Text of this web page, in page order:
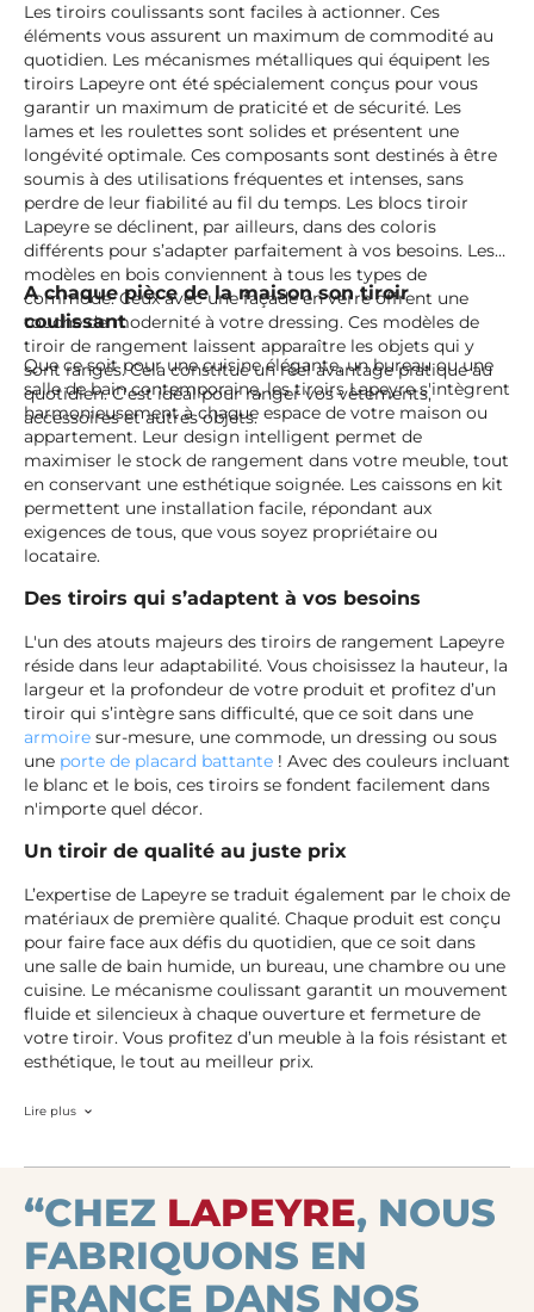
Les tiroirs coulissants sont faciles à actionner. Ces
éléments vous assurent un maximum de commodité au
quotidien. Les mécanismes métalliques qui équipent les
tiroirs Lapeyre ont été spécialement conçus pour vous
garantir un maximum de praticité et de sécurité. Les
lames et les roulettes sont solides et présentent une
longévité optimale. Ces composants sont destinés à être
soumis à des utilisations fréquentes et intenses, sans
perdre de leur fiabilité au fil du temps. Les blocs tiroir
Lapeyre se déclinent, par ailleurs, dans des coloris
différents pour s’adapter parfaitement à vos besoins. Les
modèles en bois conviennent à tous les types de
commode. Ceux avec une façade en verre offrent une
touche de modernité à votre dressing. Ces modèles de
tiroir de rangement laissent apparaître les objets qui y
sont rangés. Cela constitue un réel avantage pratique au
quotidien. C'est idéal pour ranger vos vêtements,
accessoires et autres objets.
A chaque pièce de la maison son tiroir
coulissant
Que ce soit pour une cuisine élégante, un bureau ou une
salle de bain contemporaine, les tiroirs Lapeyre s'intègrent
harmonieusement à chaque espace de votre maison ou
appartement. Leur design intelligent permet de
maximiser le stock de rangement dans votre meuble, tout
en conservant une esthétique soignée. Les caissons en kit
permettent une installation facile, répondant aux
exigences de tous, que vous soyez propriétaire ou
locataire.
Des tiroirs qui s’adaptent à vos besoins
L'un des atouts majeurs des tiroirs de rangement Lapeyre
réside dans leur adaptabilité. Vous choisissez la hauteur, la
largeur et la profondeur de votre produit et profitez d’un
tiroir qui s’intègre sans difficulté, que ce soit dans une
armoire sur-mesure, une commode, un dressing ou sous
une porte de placard battante ! Avec des couleurs incluant
le blanc et le bois, ces tiroirs se fondent facilement dans
n'importe quel décor.
Un tiroir de qualité au juste prix
L’expertise de Lapeyre se traduit également par le choix de
matériaux de première qualité. Chaque produit est conçu
pour faire face aux défis du quotidien, que ce soit dans
une salle de bain humide, un bureau, une chambre ou une
cuisine. Le mécanisme coulissant garantit un mouvement
fluide et silencieux à chaque ouverture et fermeture de
votre tiroir. Vous profitez d’un meuble à la fois résistant et
esthétique, le tout au meilleur prix.
Lire plus
“CHEZ LAPEYRE, NOUS
FABRIQUONS EN
FRANCE DANS NOS